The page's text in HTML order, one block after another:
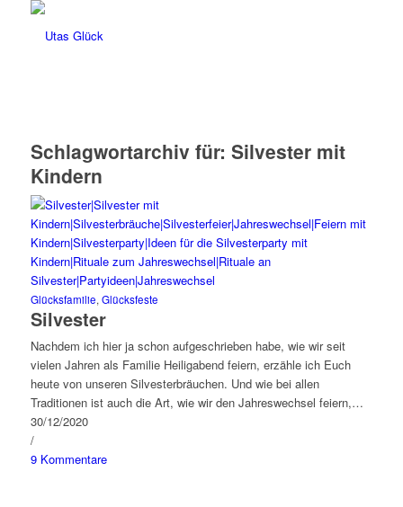
Schlagwortarchiv für: Silvester mit
Kindern
Glücksfamilie, Glücksfeste
Silvester
Nachdem ich hier ja schon aufgeschrieben habe, wie wir seit
vielen Jahren als Familie Heiligabend feiern, erzähle ich Euch
heute von unseren Silvesterbräuchen. Und wie bei allen
Traditionen ist auch die Art, wie wir den Jahreswechsel feiern,…
30/12/2020
/
9 Kommentare